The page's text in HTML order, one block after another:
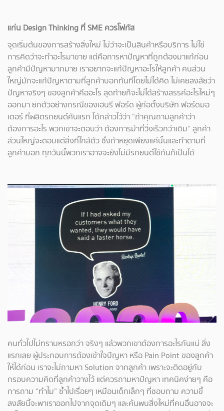
แก่น Design Thinking ที่ SME ควรโฟกัส
จุดเริ่มต้นของการสร้างสิ่งใหม่ ไม่ว่าจะเป็นสินค้าหรือบริการ ไม่ใช่
การคิดว่าจะทำอะไรมาขาย แต่คือการหาปัญหาที่ถูกต้องมาแก้ก่อน
ลูกค้ามีปัญหามากมาย เราอยากจะแก้ปัญหาอะไรให้ลูกค้า คนส่วน
ใหญ่มักจะแก้ปัญหาตามที่ลูกค้าบอกทันทีโดยไม่ได้คิด ไม่เคยสงสัยว่า
ปัญหาจริงๆ ของลูกค้าคืออะไร สุดท้ายก็จะไม่ได้สร้างสรรค์อะไรใหม่ๆ
ออกมา ยกตัวอย่างกรณีของเฮนรี ฟอร์ด ผู้ก่อตั้งบริษัท ฟอร์ดมอ
เตอร์ ที่ผลิตรถยนต์คันแรก ได้กล่าวไว้ว่า “ถ้าคุณถามลูกค้าว่า
ต้องการอะไร พวกเขาจะตอบว่า ต้องการม้าที่วิ่งเร็วกว่าเดิม” ลูกค้า
ส่วนใหญ่จะตอบแต่สิ่งที่ใกล้ตัว ซึ่งถ้าหยุดเพียงแค่นั้นและทำตามที่
ลูกค้าบอก ทุกวันนี้พวกเราอาจจะยังไม่มีรถยนต์ใช้กันก็เป็นได้
คนทั่วไปไม่ทราบหรอกว่า จริงๆ แล้วพวกเขาต้องการอะไรกันแน่ สิ่ง
แรกเลย ผู้ประกอบการต้องเข้าใจปัญหา หรือ Pain Point ของลูกค้า
ให้ได้ก่อน เราจะไม่ถามหา Solution จากลูกค้า เพราะจะติดอยู่กับ
กรอบความคิดที่ลูกค้าวางไว้ แต่ควรถามหาปัญหา เทคนิคง่ายๆ คือ
การถาม “ทำไม” ซ้ำไปเรื่อยๆ เหมือนเด็กเล็กๆ ที่ชอบถาม ความขี้
สงสัยนี้จะพาเราออกไปจากจุดเดิมๆ และค้นพบสิ่งใหม่ที่คนอื่นอาจจะ